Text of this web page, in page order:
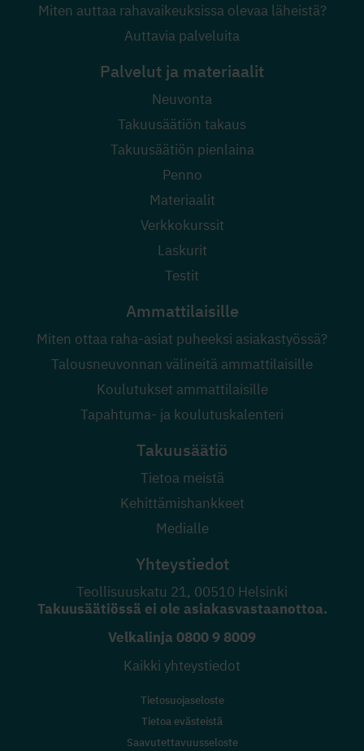
Miten auttaa rahavaikeuksissa olevaa läheistä?
Auttavia palveluita
Palvelut ja materiaalit
Neuvonta
Takuusäätiön takaus
Takuusäätiön pienlaina
Penno
Materiaalit
Verkkokurssit
Laskurit
Testit
Ammattilaisille
Miten ottaa raha-asiat puheeksi asiakastyössä?
Talousneuvonnan välineitä ammattilaisille
Koulutukset ammattilaisille
Tapahtuma- ja koulutuskalenteri
Takuusäätiö
Tietoa meistä
Kehittämishankkeet
Medialle
Yhteystiedot
Teollisuuskatu 21, 00510 Helsinki
Takuusäätiössä ei ole asiakasvastaanottoa.
Velkalinja 0800 9 8009
Kaikki yhteystiedot
Tietosuojaseloste
Tietoa evästeistä
Saavutettavuusseloste